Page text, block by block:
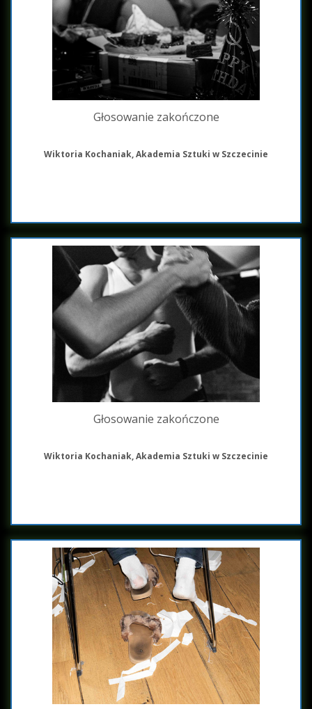
Głosowanie zakończone
Wiktoria Kochaniak, Akademia Sztuki w Szczecinie
Głosowanie zakończone
Wiktoria Kochaniak, Akademia Sztuki w Szczecinie